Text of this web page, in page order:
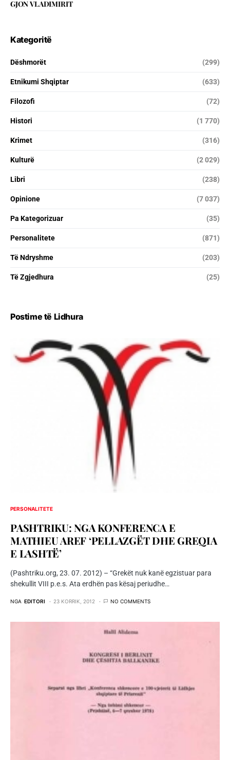
GJON VLADIMIRIT
Kategoritë
Dëshmorët (299)
Etnikumi Shqiptar (633)
Filozofi (72)
Histori (1 770)
Krimet (316)
Kulturë (2 029)
Libri (238)
Opinione (7 037)
Pa Kategorizuar (35)
Personalitete (871)
Të Ndryshme (203)
Të Zgjedhura (25)
Postime të Lidhura
PERSONALITETE
PASHTRIKU: NGA KONFERENCA E
MATHIEU AREF ‘PELLAZGËT DHE GREQIA
E LASHTË’
(Pashtriku.org, 23. 07. 2012) – “Grekët nuk kanë egzistuar para
shekullit VIII p.e.s. Ata erdhën pas kësaj periudhe…
NGA EDITORI 23 KORRIK, 2012 NO COMMENTS